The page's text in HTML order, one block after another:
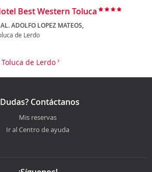
Best Western Toluca
ADOLFO LOPEZ MATEOS,
de Lerdo
de Lerdo
Contáctanos
Mis reservas
Ir al Centro de ayuda